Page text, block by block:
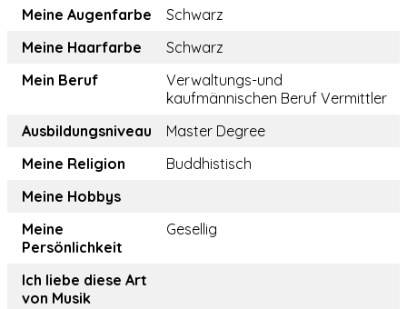
Meine Augenfarbe
Schwarz
Meine Haarfarbe
Schwarz
Mein Beruf
Verwaltungs-und
kaufmännischen Beruf Vermittler
Ausbildungsniveau
Master Degree
Meine Religion
Buddhistisch
Meine Hobbys
Meine
Persönlichkeit
Gesellig
Ich liebe diese Art
von Musik